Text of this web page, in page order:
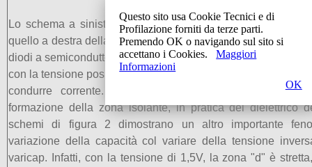
Lo schema a sinistra di figura 2 è alimentato con la
quello a destra della da un generatore in continua da 25V.
diodi a semiconduttore sono polarizzati inversamente, ossia
con la tensione positiva, gli anodi con quella negativa. I
condurre corrente. Ma la polarizzazione inversa è
formazione della zona isolante, in pratica del dielettrico
schemi di figura 2 dimostrano un altro importante
variazione della capacità col variare della tensione
varicap. Infatti, con la tensione di 1,5V, la zona "d" è
Questo sito usa Cookie Tecnici e di
Profilazione forniti da terze parti.
Premendo OK o navigando sul sito si
accettano i Cookies.
Maggiori
Informazioni
OK